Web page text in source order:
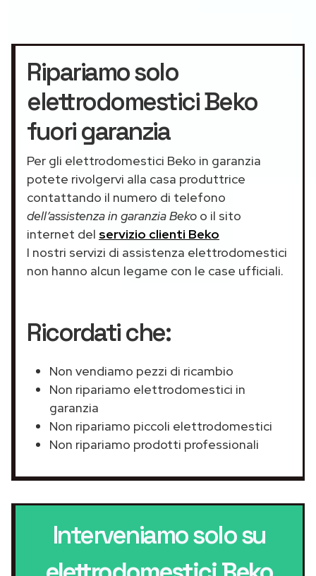
Ripariamo solo
elettrodomestici Beko
fuori garanzia
Per gli elettrodomestici Beko in garanzia
potete rivolgervi alla casa produttrice
contattando il numero di telefono
dell’assistenza in garanzia Beko o il sito
internet del servizio clienti Beko
I nostri servizi di assistenza elettrodomestici
non hanno alcun legame con le case ufficiali.
Ricordati che:
Non vendiamo pezzi di ricambio
Non ripariamo elettrodomestici in
garanzia
Non ripariamo piccoli elettrodomestici
Non ripariamo prodotti professionali
Interveniamo solo su